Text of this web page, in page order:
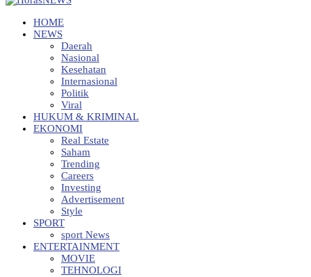
HOME
NEWS
Daerah
Nasional
Kesehatan
Internasional
Politik
Viral
HUKUM & KRIMINAL
EKONOMI
Real Estate
Saham
Trending
Careers
Investing
Advertisement
Style
SPORT
sport News
ENTERTAINMENT
MOVIE
TEHNOLOGI